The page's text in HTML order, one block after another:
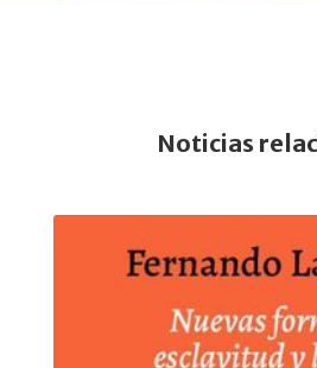
Noticias